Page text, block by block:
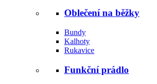
Oblečení na běžky
Bundy
Kalhoty
Rukavice
Funkční prádlo